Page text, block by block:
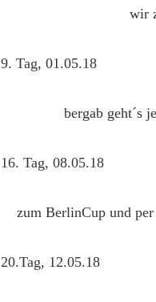
wir
9. Tag, 01.05.18
bergab geht´s
16. Tag, 08.05.18
zum BerlinCup und
20.Tag, 12.05.18